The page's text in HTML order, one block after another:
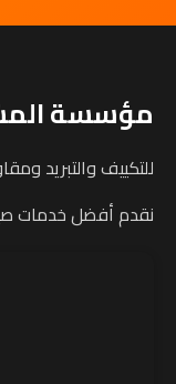
مؤسسة
للتكييف والتبريد
نقدم أفضل خدمات